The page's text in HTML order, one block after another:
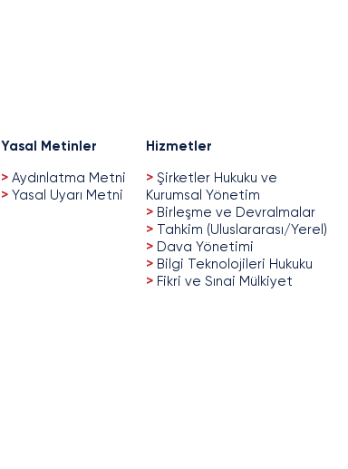
Yasal Metinler
> Aydınlatma Metni
> Yasal Uyarı Metni
Hizmetler
> Şirketler Hukuku ve
Kurumsal Yönetim
> Birleşme ve Devralmalar
> Tahkim (Uluslararası/Yerel)
> Dava Yönetimi
> Bilgi Teknolojileri Hukuku
> Fikri ve Sınai Mülkiyet